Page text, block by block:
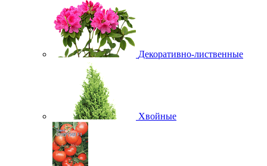
Декоративно-лиственные
Хвойные